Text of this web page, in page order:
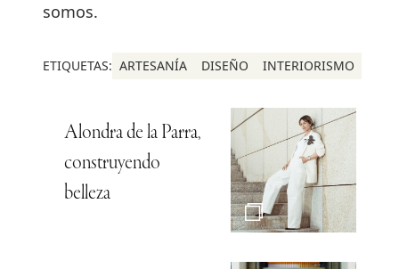
somos.
ETIQUETAS: ARTESANÍA DISEÑO INTERIORISMO
Alondra de la Parra,
construyendo
belleza